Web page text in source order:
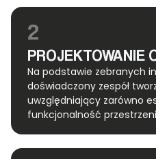
2
PROJEKTOWANIE
Na podstawie zebranych
doświadczony zespół
uwzględniający zarówno
funkcjonalność